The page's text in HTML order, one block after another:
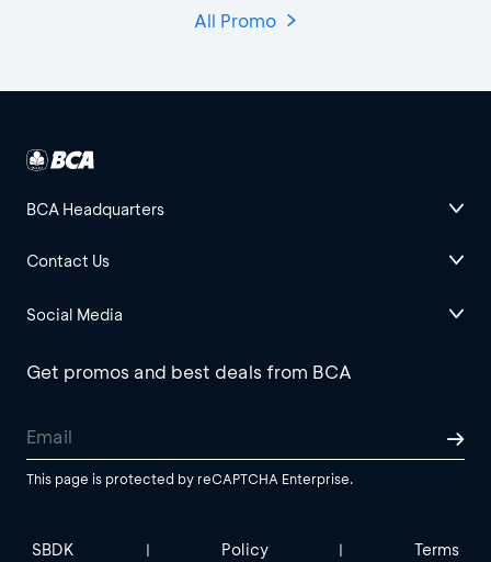
All Promo
BCA Headquarters
Contact Us
Social Media
Get promos and best deals from BCA
This page is protected by reCAPTCHA Enterprise.
SBDK | Policy | Terms